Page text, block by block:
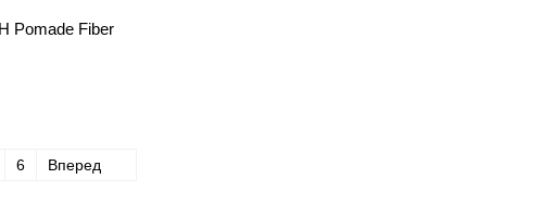
Pomade Fiber
6 Вперед